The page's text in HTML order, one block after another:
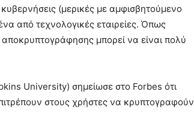
(μερικές με αμφισβητούμενο
από τεχνολογικές εταιρείες. Όπως
μπορεί να είναι πολύ
University) σημείωσε στο Forbes ότι
στους χρήστες να κρυπτογραφούν